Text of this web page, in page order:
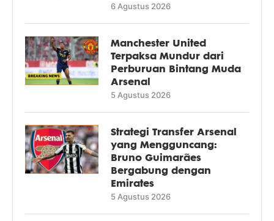
6 Agustus 2026
Manchester United
Terpaksa Mundur dari
Perburuan Bintang Muda
Arsenal
5 Agustus 2026
Strategi Transfer Arsenal
yang Mengguncang:
Bruno Guimarães
Bergabung dengan
Emirates
5 Agustus 2026